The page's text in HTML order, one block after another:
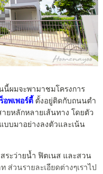
นี้ผมจะพามาชมโครงการ
อพเพอร์ตี้ ตั้งอยู่ติดกับถนนตำ
ยหลักหลายเส้นทาง โดยตัว
บบมาอย่างลงตัวและเน้น
ระว่ายน้ำ ฟิตเนส และสวน
ส่วนรายละเอียดต่างๆเราไป